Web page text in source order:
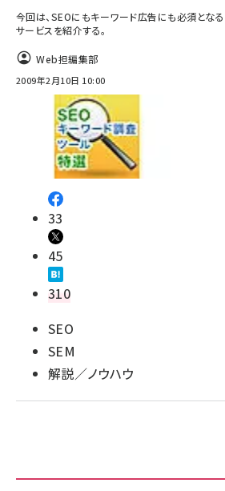
note (2312)
セミナー (2303)
z世代 (1622)
meo (1275)
llmo (1161)
今回は、SEOにもキーワード広告にも必須とな
サービスを紹介する。
Web担編集部
2009年2月10日 10:00
33
45
310
SEO
SEM
解説／ノウハウ